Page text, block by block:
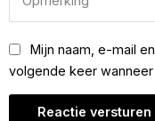
Mijn naam, e-mail
volgende keer